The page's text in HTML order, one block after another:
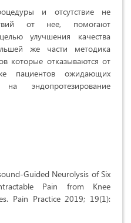
и отсутствие не
от нее, помогают
улучшения качества
же части методика
которые отказываются от
пациентов ожидающих
эндопротезирование
Guided Neurolysis of Six
Pain from Knee
Pain Practice 2019; 19(1):